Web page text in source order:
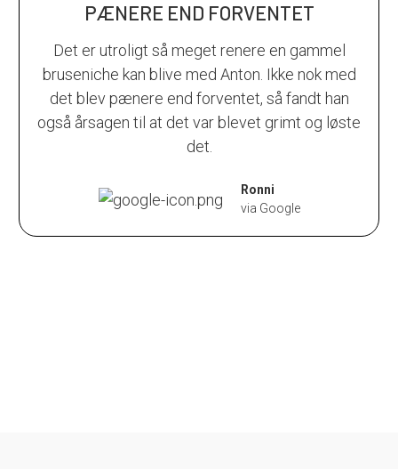
PÆNERE END FORVENTET
Det er utroligt så meget renere en gammel
bruseniche kan blive med Anton. Ikke nok med
det blev pænere end forventet, så fandt han
også årsagen til at det var blevet grimt og løste
det.
Ronni
via Google